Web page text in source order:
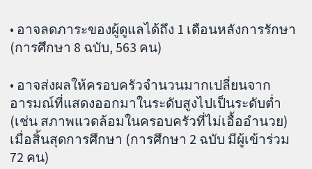
• อาจลดภาระของผู้ดูแลได้ถึง 1 เดือนหลังการรักษา
(การศึกษา 8 ฉบับ, 563 คน)
• อาจส่งผลให้ครอบครัวจำนวนมากเปลี่ยนจาก
อารมณ์ที่แสดงออกมาในระดับสูงไปเป็นระดับต่ำ
(เช่น สภาพแวดล้อมในครอบครัวที่ไม่เอื้ออำนวย)
เมื่อสิ้นสุดการศึกษา (การศึกษา 2 ฉบับ มีผู้เข้าร่วม
72 คน)